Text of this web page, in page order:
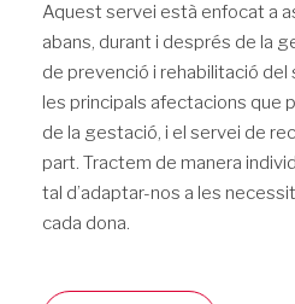
Aquest servei està enfocat a
abans, durant i després de la
de prevenció i rehabilitació
les principals afectacions que
de la gestació, i el servei de
part. Tractem de manera
tal d’adaptar-nos a les
cada dona.